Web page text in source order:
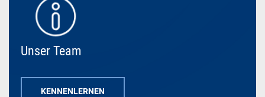
Unser Team
KENNENLERNEN